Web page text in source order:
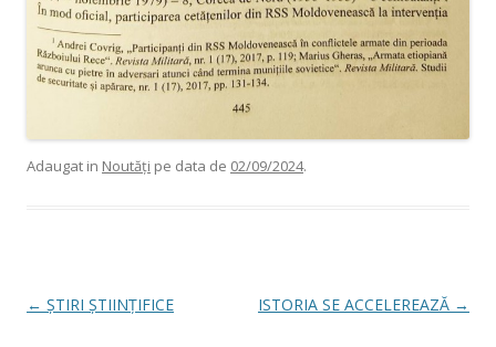
Adaugat in Noutăți pe data de 02/09/2024.
Post navigation
← ȘTIRI ȘTIINȚIFICE ISTORIA SE ACCELEREAZĂ →